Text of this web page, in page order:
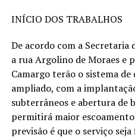
INÍCIO DOS TRABALHOS
De acordo com a Secretaria
a rua Argolino de Moraes e
Camargo terão o sistema
ampliado, com a
subterrâneos e abertura de
permitirá maior escoamento
previsão é que o serviço